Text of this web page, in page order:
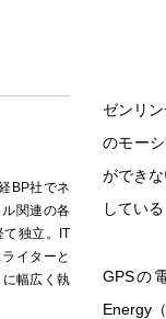
BP社でネ
関連の各
独立。IT
イターと
幅広く執
ゼンリ
のモー
ができ
してい
GPSの
Energy